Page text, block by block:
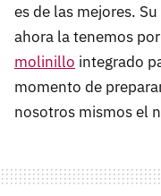
es de las mejores.
ahora la tenemos por
molinillo integrado
momento de
nosotros mismos el